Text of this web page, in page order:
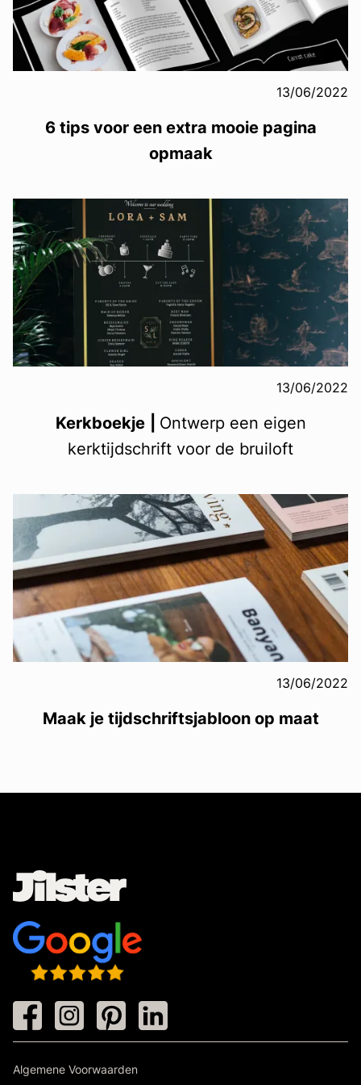
13/06/2022
6 tips voor een extra mooie pagina
opmaak
13/06/2022
Kerkboekje
Ontwerp een eigen
kerktijdschrift voor de bruiloft
13/06/2022
Maak je tijdschriftsjabloon op maat
Algemene Voorwaarden